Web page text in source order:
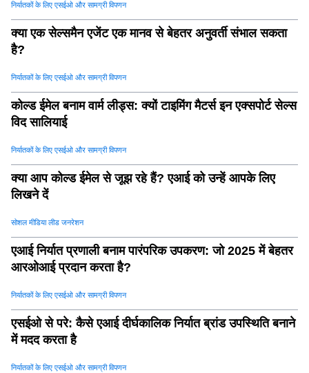
निर्यातकों के लिए एसईओ और सामग्री विपणन
क्या एक सेल्समैन एजेंट एक मानव से बेहतर अनुवर्ती संभाल सकता
है?
निर्यातकों के लिए एसईओ और सामग्री विपणन
कोल्ड ईमेल बनाम वार्म लीड्स: क्यों टाइमिंग मैटर्स इन एक्सपोर्ट सेल्स
विद सालियाई
निर्यातकों के लिए एसईओ और सामग्री विपणन
क्या आप कोल्ड ईमेल से जूझ रहे हैं? एआई को उन्हें आपके लिए
लिखने दें
सोशल मीडिया लीड जनरेशन
एआई निर्यात प्रणाली बनाम पारंपरिक उपकरण: जो 2025 में बेहतर
आरओआई प्रदान करता है?
निर्यातकों के लिए एसईओ और सामग्री विपणन
एसईओ से परे: कैसे एआई दीर्घकालिक निर्यात ब्रांड उपस्थिति बनाने
में मदद करता है
निर्यातकों के लिए एसईओ और सामग्री विपणन